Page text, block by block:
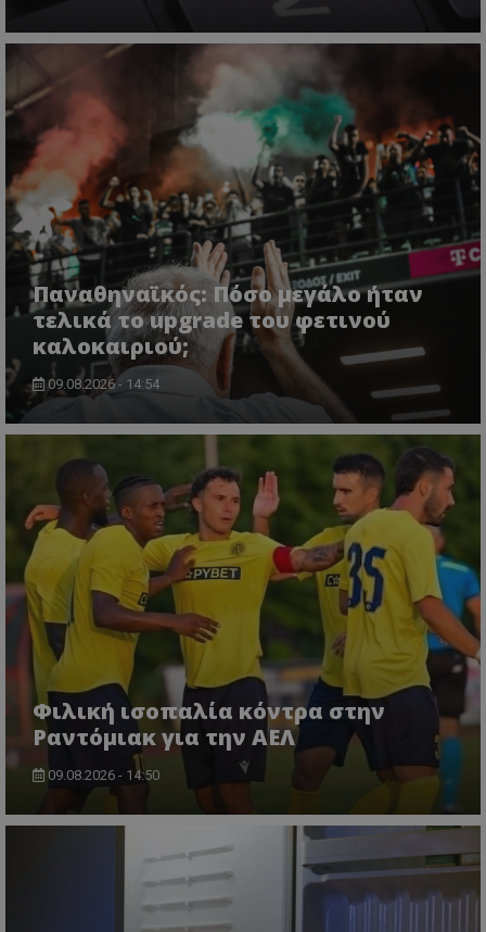
Παναθηναϊκός: Πόσο μεγάλο ήταν
τελικά το upgrade του φετινού
καλοκαιριού;
09.08.2026 - 14:54
Φιλική ισοπαλία κόντρα στην
Ραντόμιακ για την ΑΕΛ
09.08.2026 - 14:50